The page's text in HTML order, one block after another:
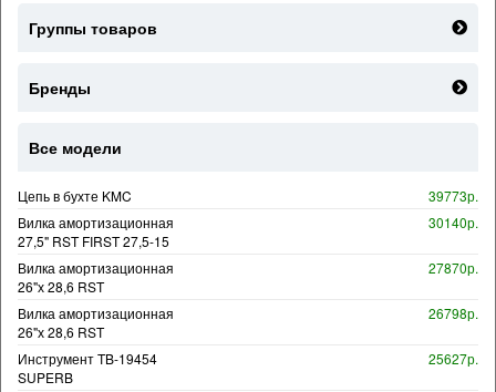
Группы товаров
Бренды
Все модели
Цепь в бухте KMC
39773р.
Вилка амортизационная
27,5" RST FIRST 27,5-15
30140р.
Вилка амортизационная
26"х 28,6 RST
27870р.
Вилка амортизационная
26"х 28,6 RST
26798р.
Инструмент TB-19454
SUPERB
25627р.